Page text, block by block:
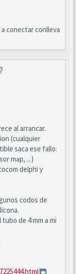
conectar conlleva
al arrancar.
(cualquier
saca ese fallo:
map, ...)
delphi y
codos de
de 4 mm a mi